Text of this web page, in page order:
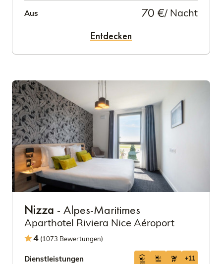
Aus 70 €/ Nacht
Entdecken
Nizza - Alpes-Maritimes
Aparthotel Riviera Nice Aéroport
4 (1073 Bewertungen)
Dienstleistungen +11